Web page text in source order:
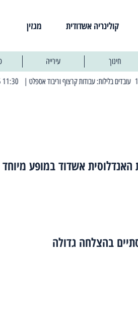
קולינריה אשדודית
מגזין
חינוך עירייה
| 11:30 03/03/2025 בחמישי הקרוב: הרחובות בהם תהיה הפסקת חשמל יזומה
אשדוד במופע מיוחד